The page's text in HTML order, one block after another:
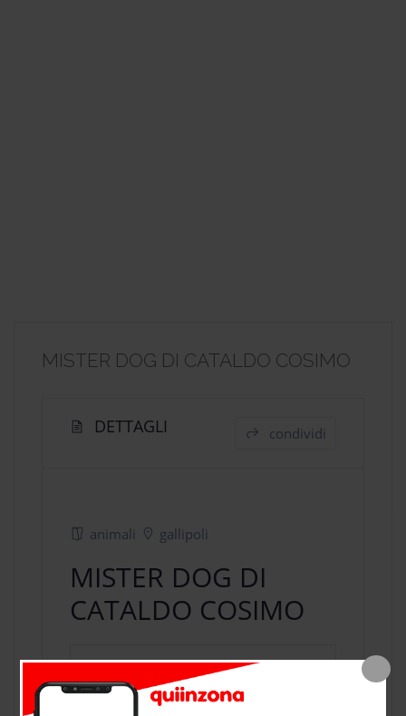
MISTER DOG DI CATALDO COSIMO
DETTAGLI condividi
animali gallipoli
MISTER DOG DI
CATALDO COSIMO
negozio animalia Gallipoli, provincia
di Lecce